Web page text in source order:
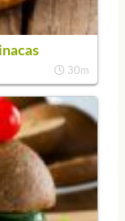
30m